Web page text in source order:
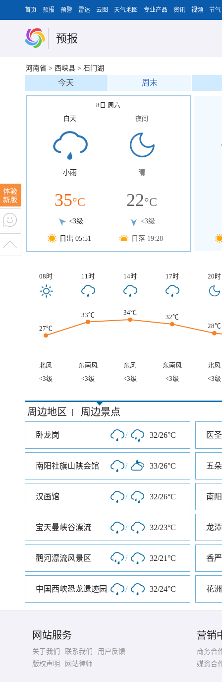
首页 预报 预警 雷达 云图 天气地图 专业产品 资讯 视频 节气
预报
河南省 > 西峡县 > 石门湖
今天 周末
8日 周六
白天
小雨
35°C
<3级
日出 05:51
夜间
晴
22°C
<3级
日落 19:28
08时 11时 14时 17时 20时
27℃
33℃ 34℃
32℃
28℃
北风 东南风 东风 东南风
北风
<3级
<3级 <3级 <3级 <3级
周边地区 | 周边景点
卧龙岗 / 32/26°C 医
南阳社旗山陕会馆 / 33/26°C 五
汉画馆 / 32/26°C 南
宝天曼峡谷漂流 / 32/23°C 龙
鹳河漂流风景区 / 32/21°C 香
中国西峡恐龙遗迹园 / 32/24°C 花
网站服务
关于我们 联系我们
用户反馈
版权声明
网站律师
营销
商务合
媒资合